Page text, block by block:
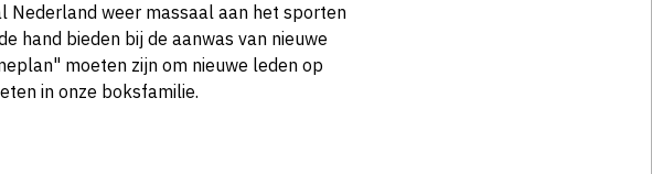
Nederland weer massaal aan het sporten
hand bieden bij de aanwas van nieuwe
moeten zijn om nieuwe leden op
in onze boksfamilie.